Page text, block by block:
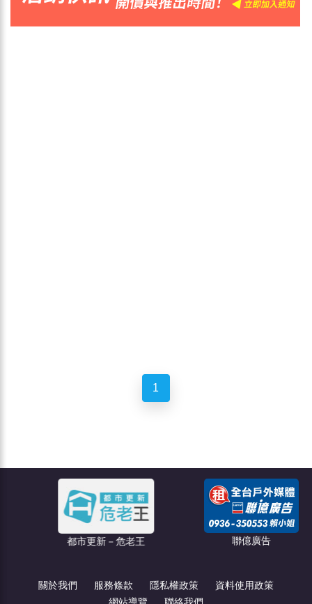
1
都市更新－危老王 聯億廣告
關於我們 服務條款 隱私權政策
資料使用政策